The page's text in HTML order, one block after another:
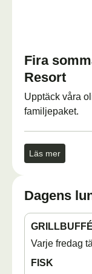
Fira
Resort
Upptäck våra
familjepaket.
Läs mer
Dagens
GRILLBUFFÉ
Varje fredag
FISK